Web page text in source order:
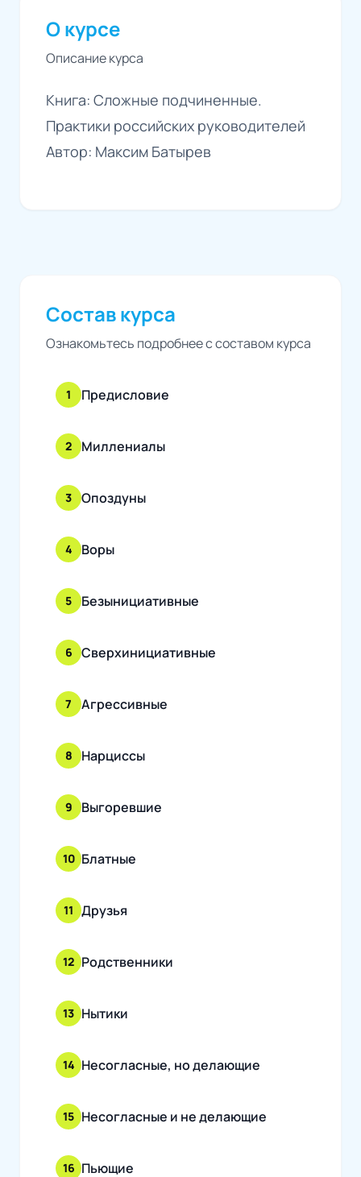
О курсе
Описание курса
Книга: Сложные подчиненные.
Практики российских руководителей
Автор: Максим Батырев
Состав курса
Ознакомьтесь подробнее с составом курса
1 Предисловие
2 Миллениалы
3 Опоздуны
4 Воры
5 Безынициативные
6 Сверхинициативные
7 Агрессивные
8 Нарциссы
9 Выгоревшие
10 Блатные
11 Друзья
12 Родственники
13 Нытики
14 Несогласные, но делающие
15 Несогласные и не делающие
16 Пьющие